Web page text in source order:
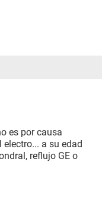
es por causa
a su edad
reflujo GE o